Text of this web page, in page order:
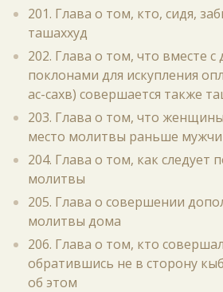
201. Глава о том, кто, сидя,
ташаххуд
202. Глава о том, что вместе
поклонами для искупления
ас-сахв) совершается также
203. Глава о том, что
место молитвы раньше
204. Глава о том, как следует
молитвы
205. Глава о совершении
молитвы дома
206. Глава о том, кто
обратившись не в сторону
об этом